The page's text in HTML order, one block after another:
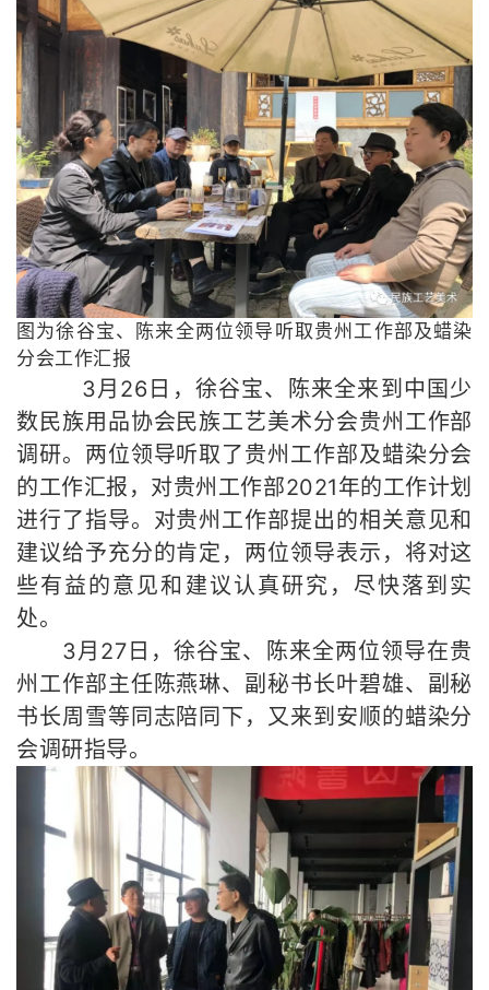
图为徐谷宝、陈来全两位领导听取贵州工作部及蜡染
分会工作汇报
3月26日，徐谷宝、陈来全来到 中国少
数民族用品协会民族工艺美术分会贵州工作部
调研。两位领导听取了贵州工作部及蜡染分会
的工作汇报， 对贵州工作部2021年的工作计划
进行了指导。对贵州工作部提出的相关意见和
建议给予充分的肯定，两位领导表示，将对这
些有益的意见和建议认真研究，尽快落到实
处。
3月 27 日，徐谷宝、陈来全两位领导在贵
州工作部主任陈燕琳、副秘书长叶碧雄、副秘
书长周雪等同志陪同下， 又来到安顺的蜡染分
会调研指导。